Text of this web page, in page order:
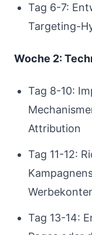
Tag 6-7:
Targeting-
Woche 2:
Tag 8-10:
Attribution
Tag 11-12:
Tag 13-14: